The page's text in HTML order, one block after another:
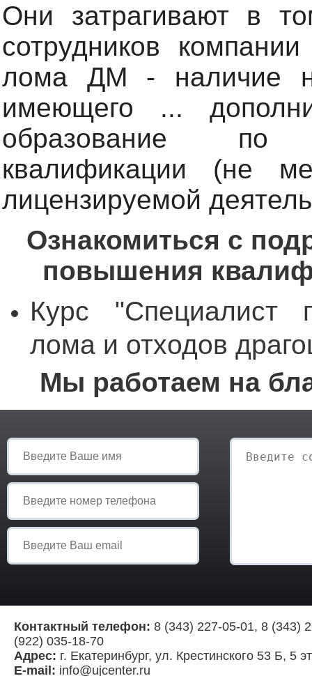
Они затрагивают в
сотрудников
лома ДМ - наличие
имеющего ...
образование по
квалификации (не
лицензируемой
Ознакомиться с
повышения
Курс "Специалист
лома и отходов
Мы работаем на
Контактный телефон: 8 (343) 227-05-01, 8 (343)
(922) 035-18-70
Адрес: г. Екатеринбург, ул. Крестинского 53 Б, 5
E-mail: info@ujcenter.ru